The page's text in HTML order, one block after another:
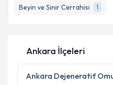
Beyin ve Sinir Cerrahisi
1
Kişisel verilerimin
Metni 'ni okudum ve
kapsamda
Ankara İlçeleri
Ankara Dejeneratif